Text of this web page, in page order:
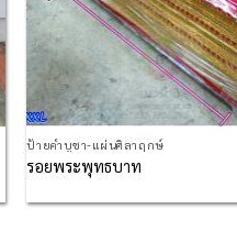
ป้ายคำบูชา-แผ่นศิลาฤกษ์
รอยพระพุทธบาท